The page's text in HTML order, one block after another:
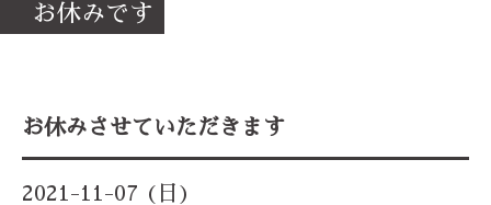
お休みです
お休みさせていただきます
2021-11-07 (日)